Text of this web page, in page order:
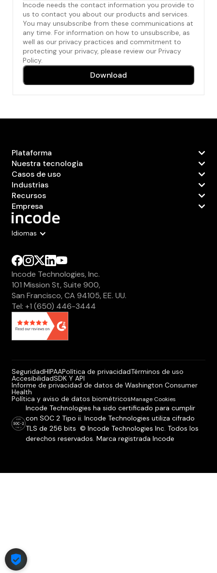
Incode needs the contact information you provide to
us to contact you about our products and services.
You may unsubscribe from these communications at
any time. For information on how to unsubscribe, as
well as our privacy practices and commitment to
protecting your privacy, please review our Privacy
Policy.
Idiomas
Incode Technologies, Inc.
101 Mission St, Suite 900,
San Francisco, CA 94105, EE. UU.
Tel: +1 (650) 446-3444
Plataforma
Nuestra tecnologia
Casos de uso
Industrias
Recursos
Empresa
SeguridadHIPAAPolítica de privacidadTérminos de uso
AccesibilidadSDK Y API
Informe de privacidad de datos de Washington Consumer
Health
Política y aviso de datos biométricosManage Cookies
Incode Technologies ha sido certificado para cumplir
con SOC 2 Tipo ii. Incode Technologies utiliza cifrado
TLS de 256 bits © Incode Technologies Inc. Todos los
derechos reservados. Marca registrada Incode
COOKIE SETTINGS